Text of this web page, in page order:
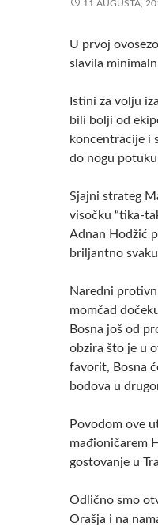
11 AUGUSTA,
U prvoj
slavila
Istini za volju
bili bolji od
koncentracije
do nogu
Sjajni strateg
visočku “tika-
Adnan Hodžić
briljantno
Naredni
momčad
Bosna još od
obzira što je u
favorit, Bosna
bodova u
Povodom ove
mađioničarem
gostovanje u
Odlično smo
Orašja i na